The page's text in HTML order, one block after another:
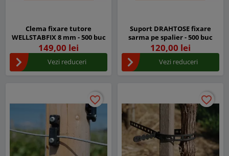
Clema fixare tutore
WELLSTABFIX 8 mm - 500 buc
149,00 lei
Vezi reduceri
Suport DRAHTOSE fixare
sarma pe spalier - 500 buc
120,00 lei
Vezi reduceri
favorite_border
favorite_border favorite_border
favorite_border